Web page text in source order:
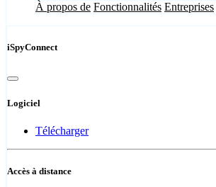
À propos de Fonctionnalités Entreprises
iSpyConnect
Logiciel
Télécharger
Accès à distance